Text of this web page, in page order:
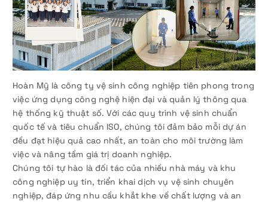
Hoàn Mỹ là công ty vệ sinh công nghiệp tiên phong trong
việc ứng dụng công nghệ hiện đại và quản lý thông qua
hệ thống kỹ thuật số. Với các quy trình vệ sinh chuẩn
quốc tế và tiêu chuẩn ISO, chúng tôi đảm bảo mỗi dự án
đều đạt hiệu quả cao nhất, an toàn cho môi trường làm
việc và nâng tầm giá trị doanh nghiệp.
Chúng tôi tự hào là đối tác của nhiều nhà máy và khu
công nghiệp uy tín, triển khai dịch vụ vệ sinh chuyên
nghiệp, đáp ứng nhu cầu khắt khe về chất lượng và an